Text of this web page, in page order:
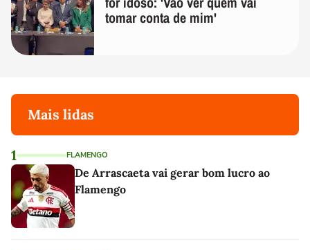
tomar conta de mim'
Mais lidas
1 FLAMENGO
De Arrascaeta vai gerar bom lucro ao
Flamengo